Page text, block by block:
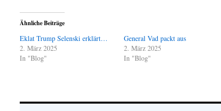
Ähnliche Beiträge
Eklat Trump Selenski erklärt…
2. März 2025
In "Blog"
General Vad packt aus
2. März 2025
In "Blog"